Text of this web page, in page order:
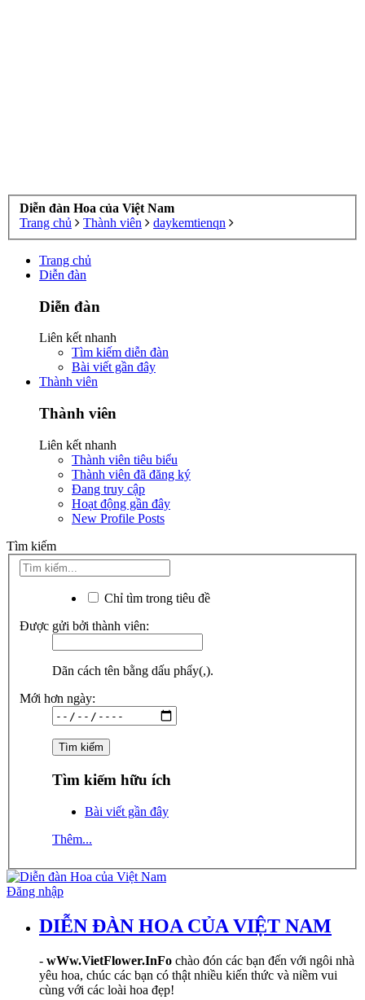
Diễn đàn Hoa của Việt Nam
Trang chủ
Thành viên daykemtienqn
Trang chủ
Diễn đàn
Diễn đàn
Liên kết nhanh
Tìm kiếm diễn đàn
Bài viết gần đây
Thành viên
Thành viên
Liên kết nhanh
Thành viên tiêu biểu
Thành viên đã đăng ký
Đang truy cập
Hoạt động gần đây
New Profile Posts
Tìm kiếm
Chỉ tìm trong tiêu đề
Được gửi bởi thành viên:
Dãn cách tên bằng dấu phẩy(,).
Mới hơn ngày:
Tìm kiếm hữu ích
Bài viết gần đây
Thêm...
Đăng nhập
DIỄN ĐÀN HOA CỦA VIỆT NAM
- wWw.VietFlower.InFo chào đón các bạn đến với ngôi nhà
yêu hoa, chúc các bạn có thật nhiều kiến thức và niềm vui
cùng với các loài hoa đẹp!